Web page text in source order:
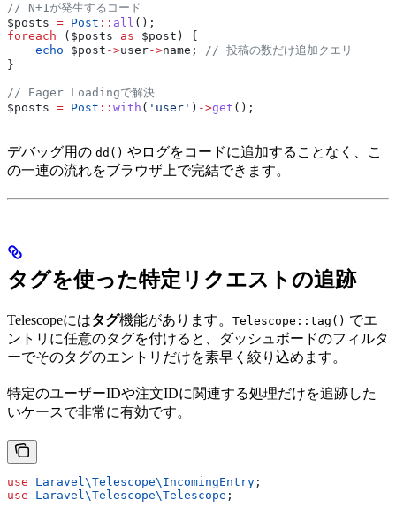
// N+1が発生するコード
$posts = Post :: all ();
foreach ( $posts as $post ) {
    echo
$post ->user->name ; // 投稿の数だけ追加クエリ
}
// Eager Loadingで解決
$posts = Post :: with ( 'user' ) ->get ();
デバッグ用の dd() やログをコードに追加することなく、こ
の一連の流れをブラウザ上で完結できます。
タグを使った特定リクエストの追跡
Telescopeにはタグ機能があります。 Telescope::tag() でエ
ントリに任意のタグを付けると、ダッシュボードのフィルタ
ーでそのタグのエントリだけを素早く絞り込めます。
特定のユーザーIDや注文IDに関連する処理だけを追跡した
いケースで非常に有効です。
use Laravel\Telescope\ IncomingEntry ;
use Laravel\Telescope\Telescope ;